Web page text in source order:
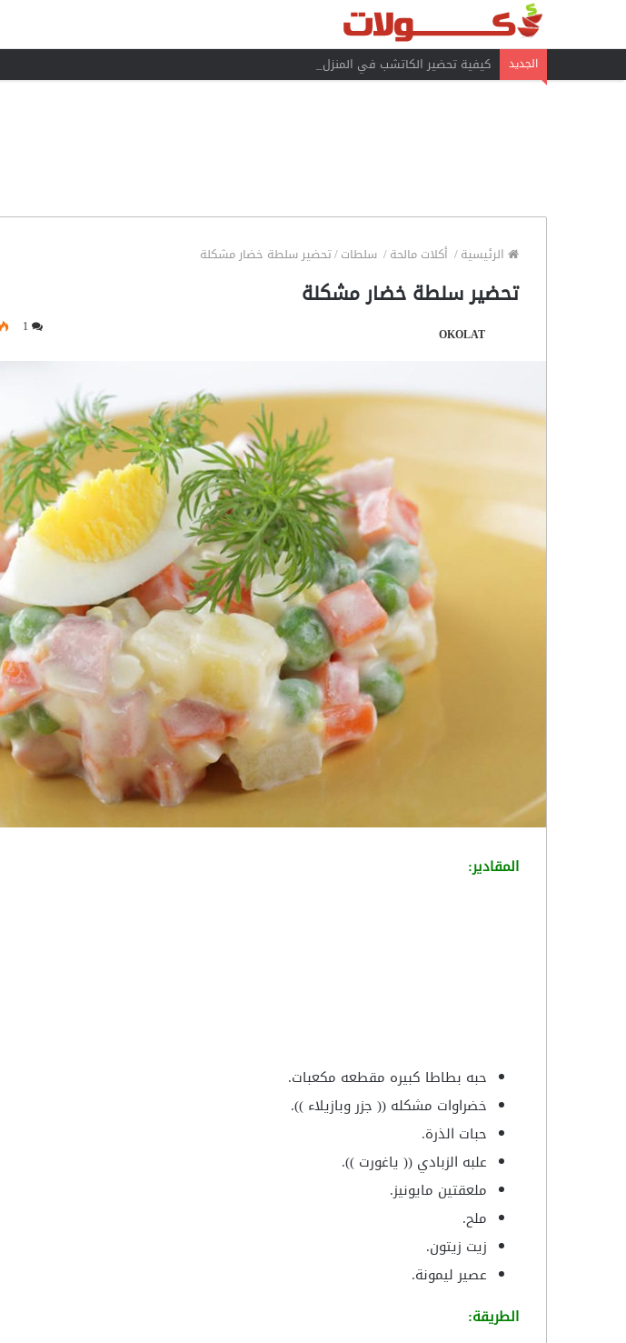
الجديد كيفية تحضير الكاتشب في المنزل
الرئيسية/ أكلات مالحة/ سلطات/تحضير سلطة خضار مشكلة
تحضير سلطة خضار مشكلة
OKOLAT
المقادير:
حبه بطاطا كبيره مقطعه مكعبات.
خضراوات مشكله (( جزر وبازيلاء )).
حبات الذرة.
علبه الزبادي (( ياغورت )).
ملعقتين مايونيز.
ملح.
زيت زيتون.
عصير ليمونة.
الطريقة: